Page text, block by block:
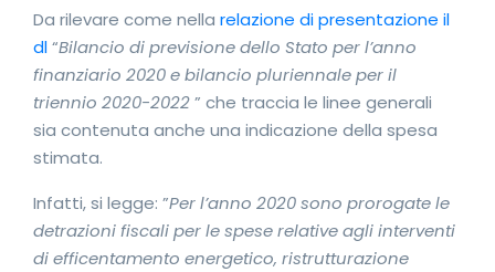
Da rilevare come nella relazione di presentazione il
dl“Bilancio di previsione dello Stato per l’anno
finanziario 2020 e bilancio pluriennale per il
triennio 2020-2022” che traccia le linee generali
sia contenuta anche una indicazione della spesa
stimata.
Infatti, si legge: ”Per l’anno 2020 sono prorogate le
detrazioni fiscali per le spese relative agli interventi
di efficentamento energetico, ristrutturazione